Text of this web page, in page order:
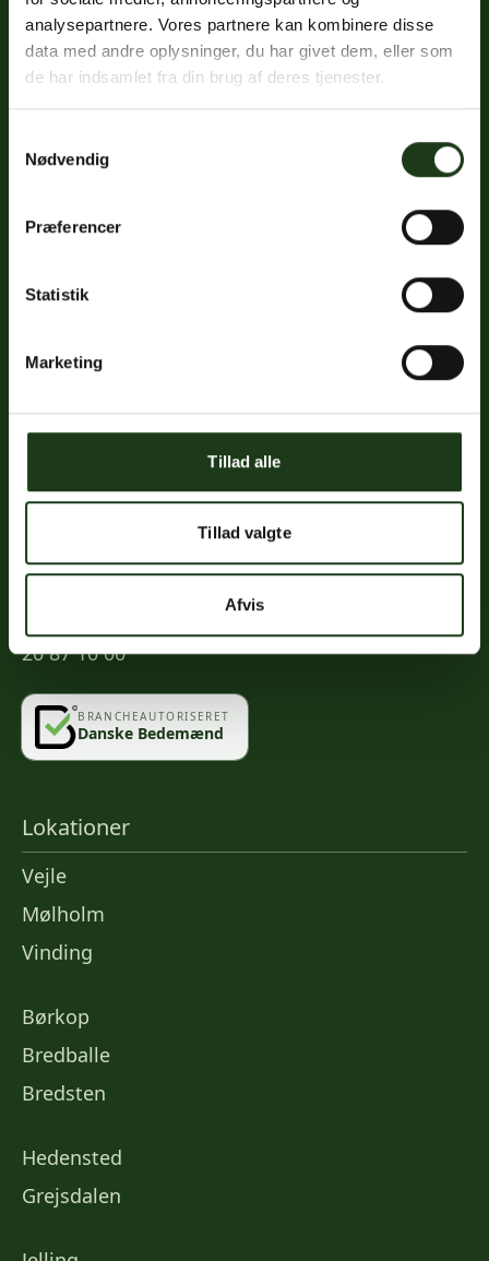
analysepartnere. Vores partnere kan kombinere disse
data med andre oplysninger, du har givet dem, eller som
de har indsamlet fra din brug af deres tjenester.
Nødvendig
Præferencer
Statistik
Marketing
Tillad alle
Tillad valgte
Afvis
Sociale medier
Instagram
Google
Links
Mindeportal
Kontakt
info@vahlogwetche.dk
20 87 10 00
BRANCHEAUTORISERET
Danske Bedemænd
Lokationer
Vejle
Mølholm
Vinding
Børkop
Bredballe
Bredsten
Hedensted
Grejsdalen